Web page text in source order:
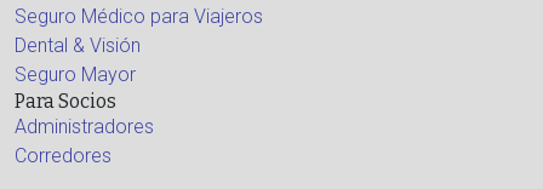
Seguro Médico para Viajeros
Dental & Visión
Seguro Mayor
Para Socios
Administradores
Corredores